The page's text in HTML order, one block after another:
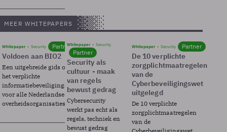
MEER WHITEPAPERS
Whitepaper Security Partner
Voldoen aan BIO2
Een uitgebreide gids over BIO2,
het verplichte
informatiebeveiligingsframework
voor alle Nederlandse
overheidsorganisaties.
Whitepaper Security
Partner
Security als
cultuur - maak
van regels
bewust gedrag
Cybersecurity
werkt pas echt als
regels, techniek en
bewust gedrag
Whitepaper Security Partner
De 10 verplichte
zorgplichtmaatregelen
van de
Cyberbeveiligingswet
uitgelegd
De 10 verplichte
zorgplichtmaatregelen
van de